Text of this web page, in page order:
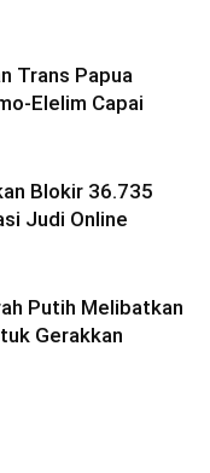
Trans Papua
Elelim Capai
Blokir 36.735
Judi Online
Putih Melibatkan
Gerakkan